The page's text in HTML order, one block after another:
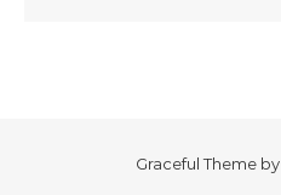
Graceful Theme by